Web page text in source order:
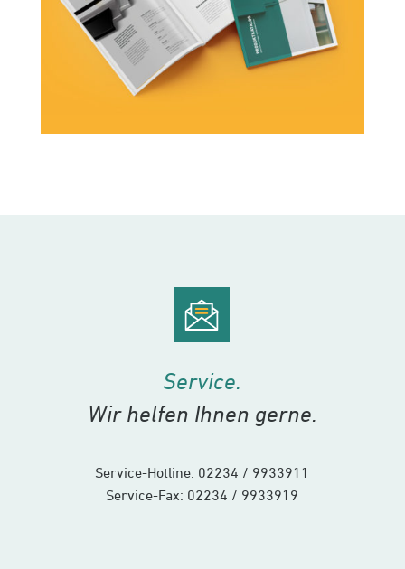
Service.
Wir helfen Ihnen gerne.
Service-Hotline: 02234 / 9933911
Service-Fax: 02234 / 9933919